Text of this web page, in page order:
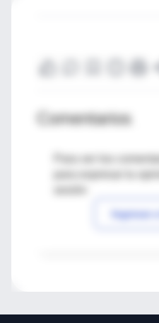
Comentarios
Para ver los
Ingresar